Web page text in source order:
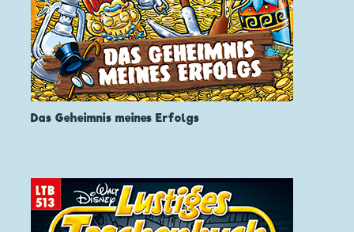
Das Geheimnis meines Erfolgs